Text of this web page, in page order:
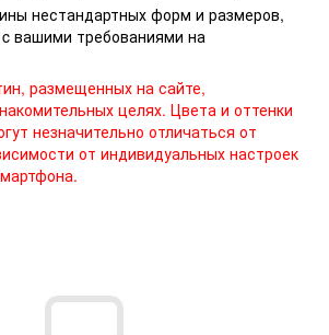
нестандартных форм и размеров,
вашими требованиями на
размещенных на сайте,
целях. Цвета и оттенки
незначительно отличаться от
от индивидуальных настроек